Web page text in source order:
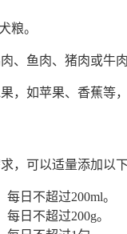
粮。
、鱼肉、猪肉或牛
，如苹果、香蕉等
，可以适量添加以下
日不超过200ml。
日不超过200g。